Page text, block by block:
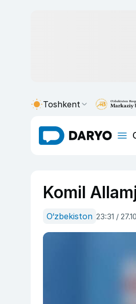
Toshkent
Komil
O‘zbekiston 23:31 /